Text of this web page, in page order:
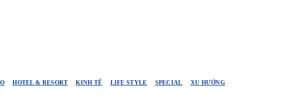
HOTEL & RESORT KINH TẾ LIFE STYLE SPECIAL XU HƯỚNG